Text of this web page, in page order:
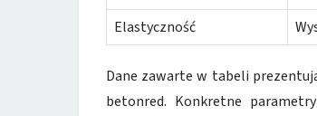
Elastyczność
Dane zawarte w tabeli
betonred. Konkretne